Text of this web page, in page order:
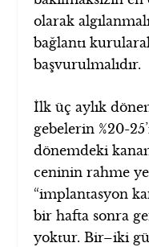
olarak
bağlantı
başvurulmalıdır.
İlk üç aylık
gebelerin %20-
dönemdeki
ceninin rahme
“implantasyon
bir hafta sonra
yoktur. Bir–iki